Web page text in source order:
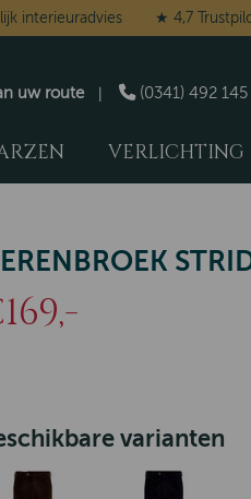
interieuradvies ★ 4,7
(0341) 492 145
uw route
VERLICHTING
varianten